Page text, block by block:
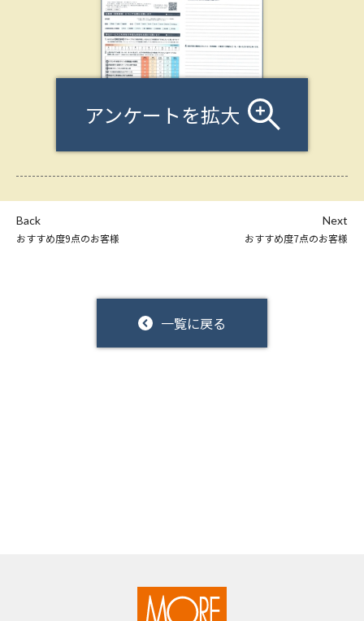
アンケートを拡大
Back
おすすめ度9点のお客様
一覧に戻る
Next
おすすめ度7点のお客様